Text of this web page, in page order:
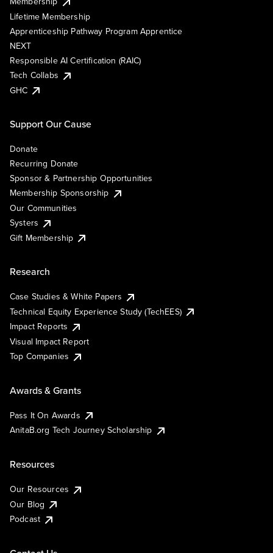
Lifetime Membership
Apprenticeship Pathway Program Apprentice
NEXT
Responsible AI Certification (RAIC)
Tech Collabs
GHC
Support Our Cause
Donate
Recurring Donate
Sponsor & Partnership Opportunities
Membership Sponsorship
Our Communities
Systers
Gift Membership
Research
Case Studies & White Papers
Technical Equity Experience Study (TechEES)
Impact Reports
Visual Impact Report
Top Companies
Awards & Grants
Pass It On Awards
AnitaB.org Tech Journey Scholarship
Resources
Our Resources
Our Blog
Podcast